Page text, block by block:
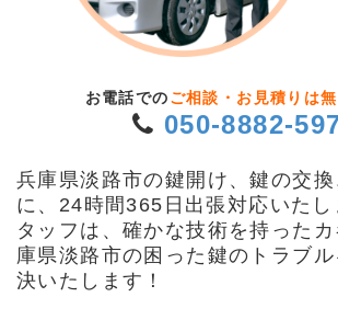
お電話での ご相談・お見積りは
050-8882-
兵庫県淡路市の鍵開け、鍵の交
に、24時間365日出張対応いたし
タッフは、確かな技術を持った
庫県淡路市の困った鍵のトラブ
決いたします！